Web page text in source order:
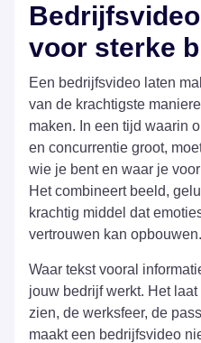
voor sterke
Een bedrijfsvideo laten
van de krachtigste
maken. In een tijd waarin
en concurrentie groot,
wie je bent en waar je
Het combineert beeld,
krachtig middel dat
vertrouwen kan opbouwen.
Waar tekst vooral
jouw bedrijf werkt. Het
zien, de werksfeer, de
maakt een bedrijfsvideo